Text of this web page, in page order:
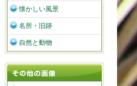
懐かしい風景
名所・旧跡
自然と動物